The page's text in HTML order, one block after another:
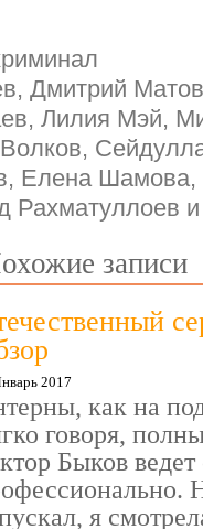
Дмитрий Матов
Лилия Мэй,
Елена Шамова,
Рахматуллоев
записи
2017
как на
говоря,
Быков ведет
я